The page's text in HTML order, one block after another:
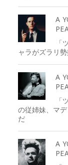
A
「
ャラがズラリ
A
「
の従姉妹、マ
だ
A